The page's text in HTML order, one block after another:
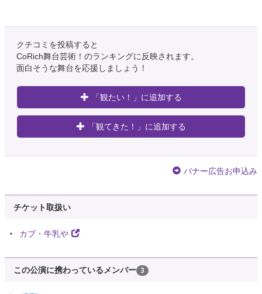
クチコミを投稿すると
CoRich舞台芸術！のランキングに反映されます。
面白そうな舞台を応援しましょう！
「観たい！」に追加する
「観てきた！」に追加する
バナー広告お申込み
チケット取扱い
カブ・牛乳や
この公演に携わっているメンバー 3